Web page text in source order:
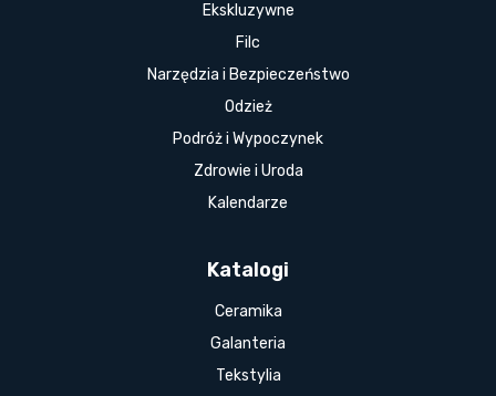
Ekskluzywne
Filc
Narzędzia i Bezpieczeństwo
Odzież
Podróż i Wypoczynek
Zdrowie i Uroda
Kalendarze
Katalogi
Ceramika
Galanteria
Tekstylia